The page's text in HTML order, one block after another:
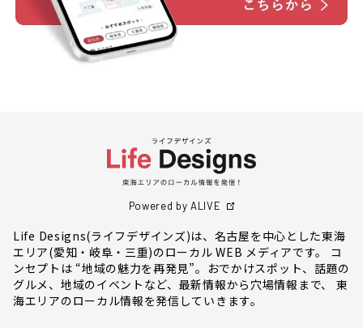
Powered by ALIVE
Life Designs(ライフデザインズ)は、名古屋を中心とした東海
エリア(愛知・岐阜・三重)のローカル WEB メディアです。 コ
ンセプトは “地域の魅力を再発見”。おでかけスポット、話題の
グルメ、地域のイベントなど、最新情報から穴場情報まで、 東
海エリアのローカル情報を発信していきます。